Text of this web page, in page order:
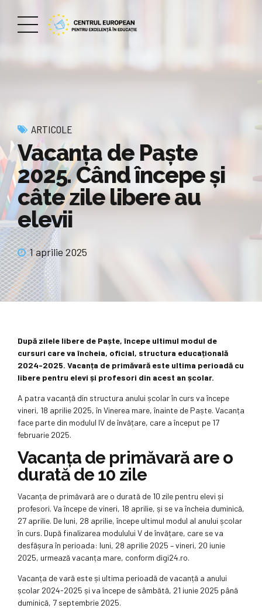
ARTICOLE
Vacanța de Paște
2025. Când începe și
câte zile libere au
elevii
1 aprilie 2025
După zilele libere de Paște, începe ultimul modul de
cursuri care va încheia, oficial, structura educațională
2024-2025. Vacanța de primăvară este ultima perioadă cu
libere pentru elevi și profesori din acest an școlar.
A patra vacanță din structura anului școlar în curs va începe
vineri, 18 aprilie 2025, în Vinerea mare, înainte de Paște. Vacanța
face parte din modulul IV de învățare, care a început pe 17
februarie 2025.
Vacanța de primăvară are o
durată de 10 zile
Vacanța de primăvară are o durată de 10 zile pentru elevi și
profesori. Va începe de vineri, 18 aprilie, și se va încheia duminică,
27 aprilie. De luni, 28 aprilie, începe ultimul modul al anului școlar
în curs. După finalizarea modulului V de învățare, care se va
desfășura în perioada: luni, 28 aprilie 2025 – vineri, 20 iunie
2025, urmează vacanța mare, conform digi24.ro.
Vacanța de vară este și ultima perioadă de vacanță a anului
școlar 2024-2025 și va începe de sâmbătă, 21 iunie 2025 până
duminică, 7 septembrie 2025.